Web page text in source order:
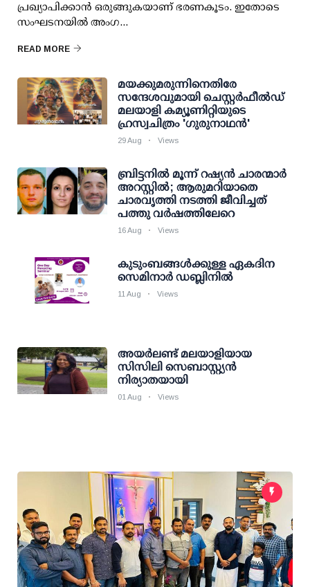
പ്രഖ്യാപിക്കാന്‍ ഒരുങ്ങുകയാണ് ഭരണകൂടം. ഇതോടെ
സംഘടനയില്‍ അംഗ...
READ MORE
മയക്കുമരുന്നിനെതിരേ
സന്ദേശവുമായി ചെസ്റ്റര്‍ഫീല്‍ഡ്
മലയാളി കമ്യൂണിറ്റിയുടെ
ഹ്രസ്വചിത്രം 'ഗുരുനാഥന്‍'
29 Aug Views
ബ്രിട്ടനില്‍ മൂന്ന് റഷ്യന്‍ ചാരന്മാര്‍
അറസ്റ്റില്‍; ആരുമറിയാതെ
ചാരവൃത്തി നടത്തി ജീവിച്ചത്
പത്തു വര്‍ഷത്തിലേറെ
16 Aug Views
കുടുംബങ്ങള്‍ക്കുള്ള ഏകദിന
സെമിനാര്‍ ഡബ്ലിനില്‍
11 Aug Views
അയര്‍ലണ്ട് മലയാളിയായ
സിസിലി സെബാസ്റ്റ്യന്‍
നിര്യാതയായി
01 Aug Views